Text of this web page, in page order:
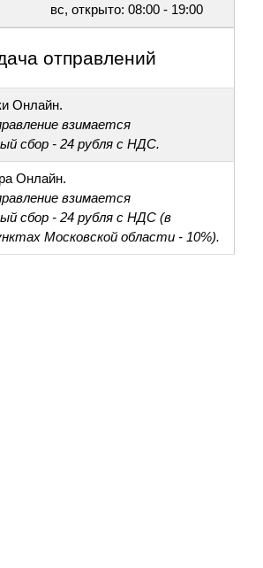
вс, открыто: 08:00 - 19:00
отправлений
Онлайн.
взимается
сбор - 24 рубля с НДС.
Онлайн.
взимается
сбор - 24 рубля с НДС (в
Московской области - 10%).